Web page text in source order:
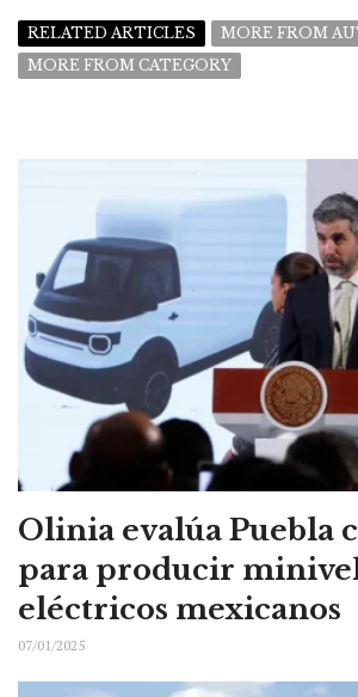
RELATED ARTICLES
MORE FROM
MORE FROM CATEGORY
Olinia evalúa Puebla
para producir
eléctricos mexicanos
07/01/2025